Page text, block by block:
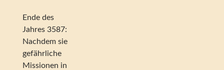
Ende des
Jahres 3587:
Nachdem sie
gefährliche
Missionen in